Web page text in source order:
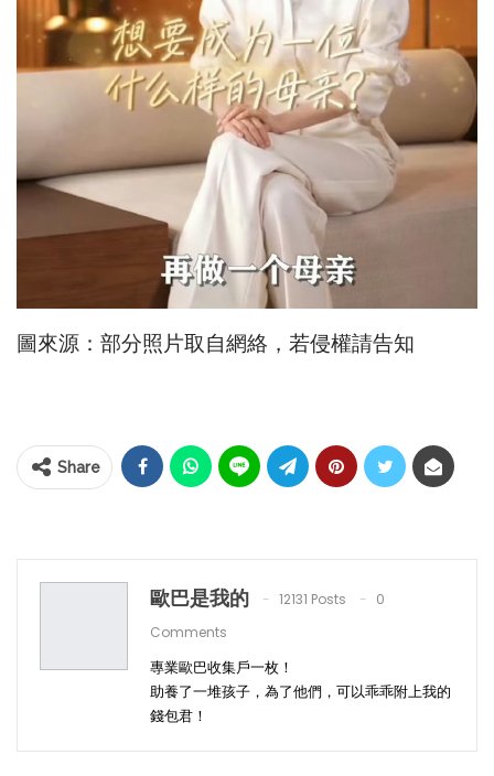
圖來源：部分照片取自網絡，若侵權請告知
Share
歐巴是我的 12131 Posts
0
Comments
專業歐巴收集戶一枚！
助養了一堆孩子，為了他們，可以乖乖附上我的
錢包君！